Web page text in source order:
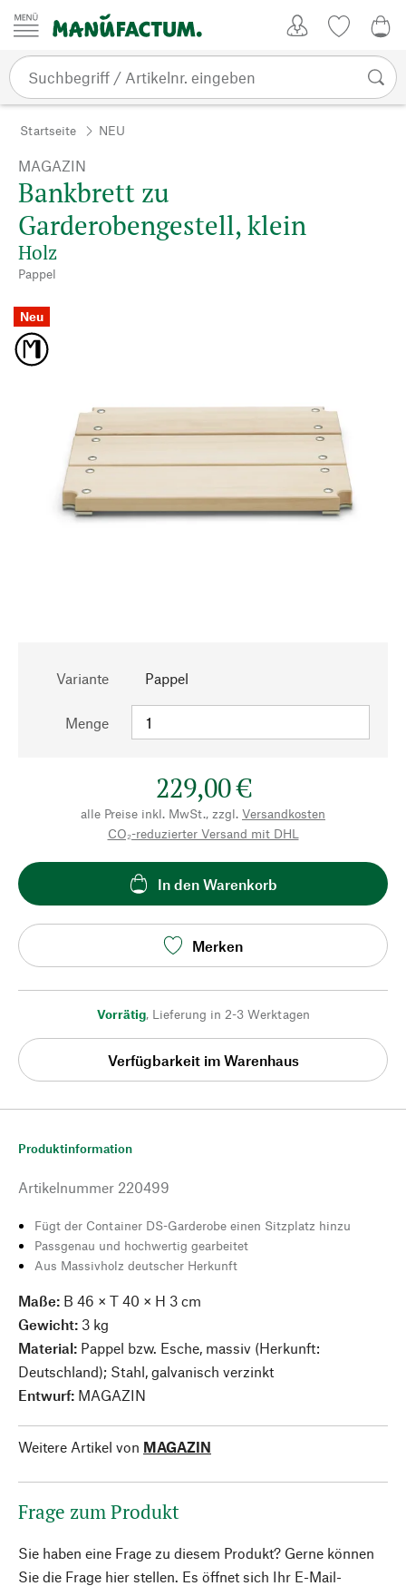
Zum Inhalt springen
Startseite NEU
MAGAZIN
Bankbrett zu
Garderobengestell, klein
Holz
Pappel
Neu
Variante Pappel
Menge
229,00 €
alle Preise inkl. MwSt., zzgl. Versandkosten
CO₂-reduzierter Versand mit DHL
In den Warenkorb
Merken
Vorrätig, Lieferung in 2-3 Werktagen
Verfügbarkeit im Warenhaus
Produktinformation
Artikelnummer 220499
Fügt der Container DS-Garderobe einen Sitzplatz hinzu
Passgenau und hochwertig gearbeitet
Aus Massivholz deutscher Herkunft
Maße: B 46 × T 40 × H 3 cm
Gewicht: 3 kg
Material: Pappel bzw. Esche, massiv (Herkunft:
Deutschland); Stahl, galvanisch verzinkt
Entwurf: MAGAZIN
Weitere Artikel von MAGAZIN
Frage zum Produkt
Sie haben eine Frage zu diesem Produkt? Gerne können
Sie die Frage hier stellen. Es öffnet sich Ihr E-Mail-